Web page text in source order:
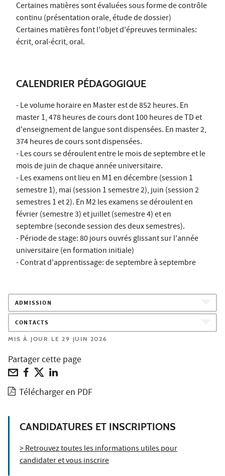
Certaines matières sont évaluées sous forme de contrôle
continu (présentation orale, étude de dossier)
Certaines matières font l'objet d'épreuves terminales:
écrit, oral-écrit, oral.
CALENDRIER PÉDAGOGIQUE
- Le volume horaire en Master est de 852 heures. En
master 1, 478 heures de cours dont 100 heures de TD et
d'enseignement de langue sont dispensées. En master 2,
374 heures de cours sont dispensées.
- Les cours se déroulent entre le mois de septembre et le
mois de juin de chaque année universitaire.
- Les examens ont lieu en M1 en décembre (session 1
semestre 1), mai (session 1 semestre 2), juin (session 2
semestres 1 et 2). En M2 les examens se déroulent en
février (semestre 3) et juillet (semestre 4) et en
septembre (seconde session des deux semestres).
- Période de stage: 80 jours ouvrés glissant sur l'année
universitaire (en formation initiale)
- Contrat d'apprentissage: de septembre à septembre
ADMISSION
CONTACTS
MIS À JOUR LE 29 JUIN 2026
Partager cette page
Télécharger en PDF
CANDIDATURES ET INSCRIPTIONS
> Retrouvez toutes les informations utiles pour
candidater et vous inscrire